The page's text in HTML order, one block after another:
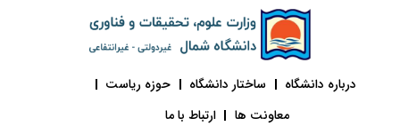
درباره دانشگاه ساختار دانشگاه
حوزه ریاست
معاونت ها
ارتباط با ما